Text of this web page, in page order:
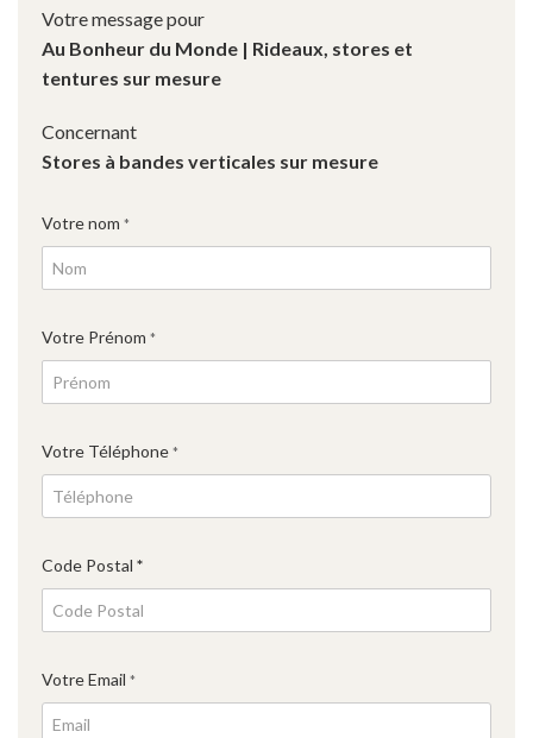
Votre message pour
Au Bonheur du Monde | Rideaux, stores et
tentures sur mesure
Concernant
Stores à bandes verticales sur mesure
Votre nom *
Votre Prénom *
Votre Téléphone *
Code Postal *
Votre Email *